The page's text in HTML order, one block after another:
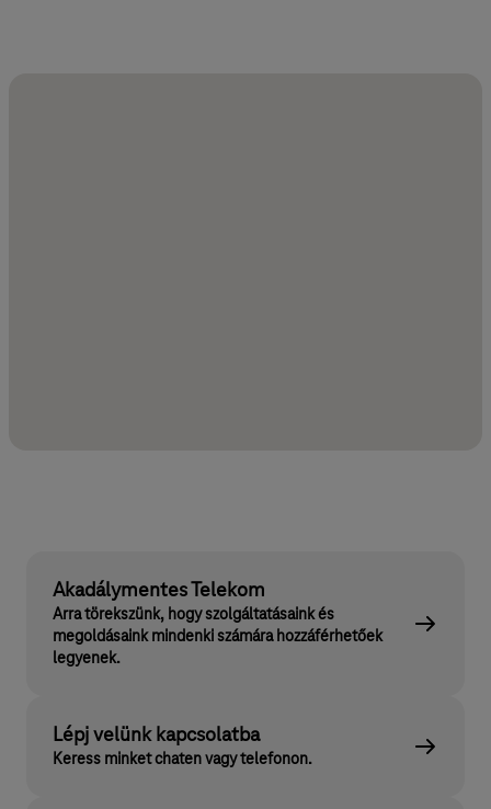
Akadálymentes Telekom
Arra törekszünk, hogy szolgáltatásaink és
megoldásaink mindenki számára hozzáférhetőek
legyenek.
Lépj velünk kapcsolatba
Keress minket chaten vagy telefonon.